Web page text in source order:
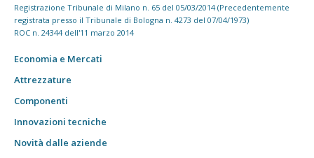
Registrazione Tribunale di Milano n. 65 del 05/03/2014 (Precedentemente
registrata presso il Tribunale di Bologna n. 4273 del 07/04/1973)
ROC n. 24344 dell'11 marzo 2014
Economia e Mercati
Attrezzature
Componenti
Innovazioni tecniche
Novità dalle aziende